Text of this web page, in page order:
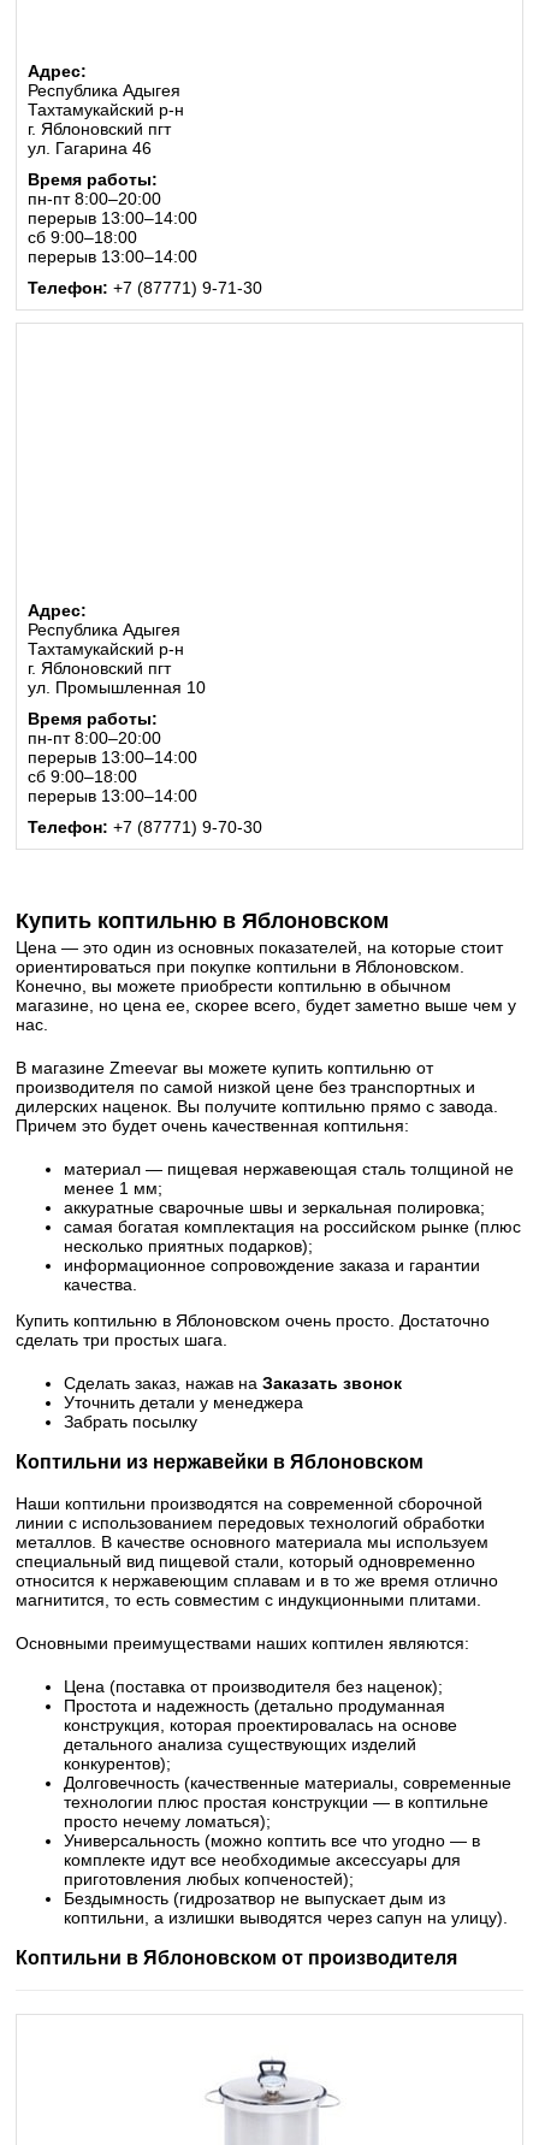
Адрес:
Республика Адыгея
Тахтамукайский р-н
г. Яблоновский пгт
ул. Гагарина 46
Время работы:
пн-пт 8:00–20:00
перерыв 13:00–14:00
сб 9:00–18:00
перерыв 13:00–14:00
Телефон: +7 (87771) 9-71-30
Адрес:
Республика Адыгея
Тахтамукайский р-н
г. Яблоновский пгт
ул. Промышленная 10
Время работы:
пн-пт 8:00–20:00
перерыв 13:00–14:00
сб 9:00–18:00
перерыв 13:00–14:00
Телефон: +7 (87771) 9-70-30
Купить коптильню в Яблоновском
Цена — это один из основных показателей, на которые стоит
ориентироваться при покупке коптильни в Яблоновском.
Конечно, вы можете приобрести коптильню в обычном
магазине, но цена ее, скорее всего, будет заметно выше чем у
нас.
В магазине Zmeevar вы можете купить коптильню от
производителя по самой низкой цене без транспортных и
дилерских наценок. Вы получите коптильню прямо с завода.
Причем это будет очень качественная коптильня:
материал — пищевая нержавеющая сталь толщиной не
менее 1 мм;
аккуратные сварочные швы и зеркальная полировка;
самая богатая комплектация на российском рынке (плюс
несколько приятных подарков);
информационное сопровождение заказа и гарантии
качества.
Купить коптильню в Яблоновском очень просто. Достаточно
сделать три простых шага.
Сделать заказ, нажав наЗаказать звонок
Уточнить детали у менеджера
Забрать посылку
Коптильни из нержавейки в Яблоновском
Наши коптильни производятся на современной сборочной
линии с использованием передовых технологий обработки
металлов. В качестве основного материала мы используем
специальный вид пищевой стали, который одновременно
относится к нержавеющим сплавам и в то же время отлично
магнитится, то есть совместим с индукционными плитами.
Основными преимуществами наших коптилен являются:
Цена (поставка от производителя без наценок);
Простота и надежность (детально продуманная
конструкция, которая проектировалась на основе
детального анализа существующих изделий
конкурентов);
Долговечность (качественные материалы, современные
технологии плюс простая конструкции — в коптильне
просто нечему ломаться);
Универсальность (можно коптить все что угодно — в
комплекте идут все необходимые аксессуары для
приготовления любых копченостей);
Бездымность (гидрозатвор не выпускает дым из
коптильни, а излишки выводятся через сапун на улицу).
Коптильни в Яблоновском от производителя